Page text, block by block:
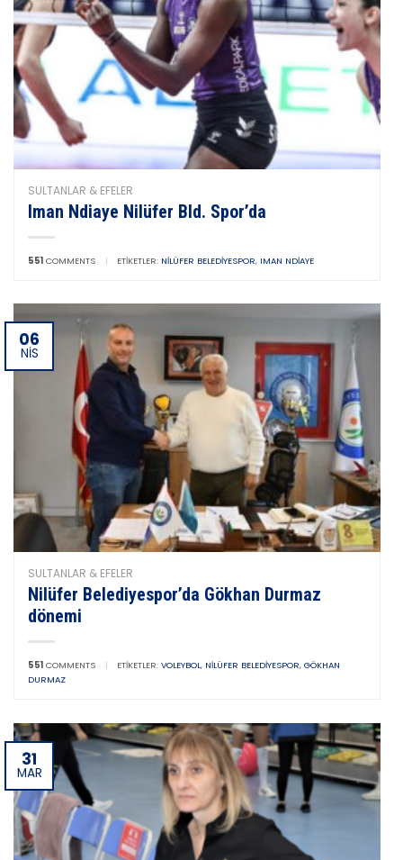
SULTANLAR & EFELER
Iman Ndiaye Nilüfer Bld. Spor’da
551 COMMENTS | ETIKETLER: NILÜFER BELEDIYESPOR, IMAN NDIAYE
06
NIS
SULTANLAR & EFELER
Nilüfer Belediyespor’da Gökhan Durmaz
dönemi
551 COMMENTS | ETIKETLER: VOLEYBOL, NILÜFER BELEDIYESPOR, GÖKHAN
DURMAZ
31
MAR